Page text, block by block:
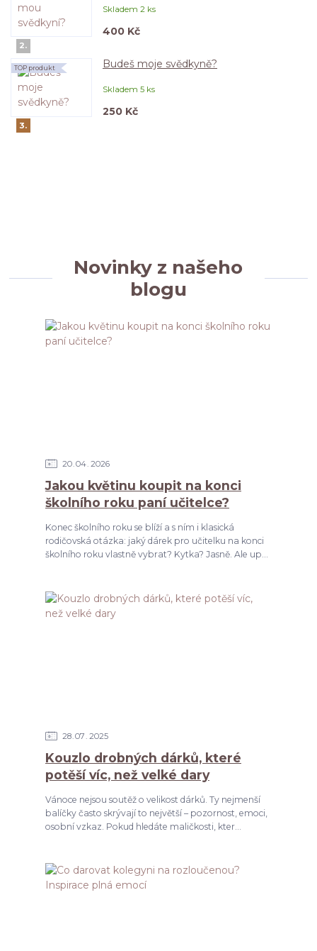
2.
Skladem 2 ks
400 Kč
3.
Budeš moje svědkyně?
Skladem 5 ks
TOP produkt
250 Kč
Novinky z našeho
blogu
20 04 2026
Jakou květinu koupit na konci
školního roku paní učitelce?
Konec školního roku se blíží a s ním i klasická
rodičovská otázka: jaký dárek pro učitelku na konci
školního roku vlastně vybrat? Kytka? Jasně. Ale up...
28 07 2025
Kouzlo drobných dárků, které
potěší víc, než velké dary
Vánoce nejsou soutěž o velikost dárků. Ty nejmenší
balíčky často skrývají to největší – pozornost, emoci,
osobní vzkaz. Pokud hledáte maličkosti, kter...